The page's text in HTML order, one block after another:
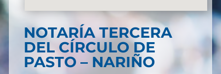
NOTARÍA TERCERA
DEL CÍRCULO DE
PASTO – NARIÑO